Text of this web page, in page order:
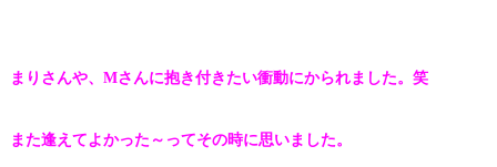
まりさんや、Mさんに抱き付きたい衝動にかられました。笑
また逢えてよかった～ ってその時に思いました。